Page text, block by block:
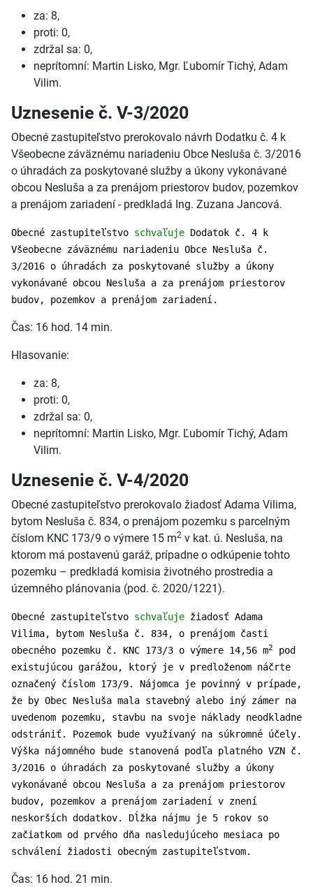
za: 8,
proti: 0,
zdržal sa: 0,
neprítomní: Martin Lisko, Mgr. Ľubomír Tichý, Adam
Vilim.
Uznesenie č. V-3/2020
Obecné zastupiteľstvo prerokovalo návrh Dodatku č. 4 k
Všeobecne záväznému nariadeniu Obce Nesluša č. 3/2016
o úhradách za poskytované služby a úkony vykonávané
obcou Nesluša a za prenájom priestorov budov, pozemkov
a prenájom zariadení - predkladá Ing. Zuzana Jancová.
Obecné zastupiteľstvo schvaľuje Dodatok č. 4 k
Všeobecne záväznému nariadeniu Obce Nesluša č.
3/2016 o úhradách za poskytované služby a úkony
vykonávané obcou Nesluša a za prenájom priestorov
budov, pozemkov a prenájom zariadení.
Čas: 16 hod. 14 min.
Hlasovanie:
za: 8,
proti: 0,
zdržal sa: 0,
neprítomní: Martin Lisko, Mgr. Ľubomír Tichý, Adam
Vilim.
Uznesenie č. V-4/2020
Obecné zastupiteľstvo prerokovalo žiadosť Adama Vilima,
bytom Nesluša č. 834, o prenájom pozemku s parcelným
číslom KNC 173/9 o výmere 15 m2 v kat. ú. Nesluša, na
ktorom má postavenú garáž, prípadne o odkúpenie tohto
pozemku – predkladá komisia životného prostredia a
územného plánovania (pod. č. 2020/1221).
Obecné zastupiteľstvo schvaľuje žiadosť Adama
Vilima, bytom Nesluša č. 834, o prenájom časti
obecného pozemku č. KNC 173/3 o výmere 14,56 m2
pod
existujúcou garážou, ktorý je v predloženom náčrte
označený číslom 173/9. Nájomca je povinný v prípade,
že by Obec Nesluša mala stavebný alebo iný zámer na
uvedenom pozemku, stavbu na svoje náklady neodkladne
odstrániť. Pozemok bude využívaný na súkromné účely.
Výška nájomného bude stanovená podľa platného VZN č.
3/2016 o úhradách za poskytované služby a úkony
vykonávané obcou Nesluša a za prenájom priestorov
budov, pozemkov a prenájom zariadení v znení
neskorších dodatkov. Dĺžka nájmu je 5 rokov so
začiatkom od prvého dňa nasledujúceho mesiaca po
schválení žiadosti obecným zastupiteľstvom.
Čas: 16 hod. 21 min.